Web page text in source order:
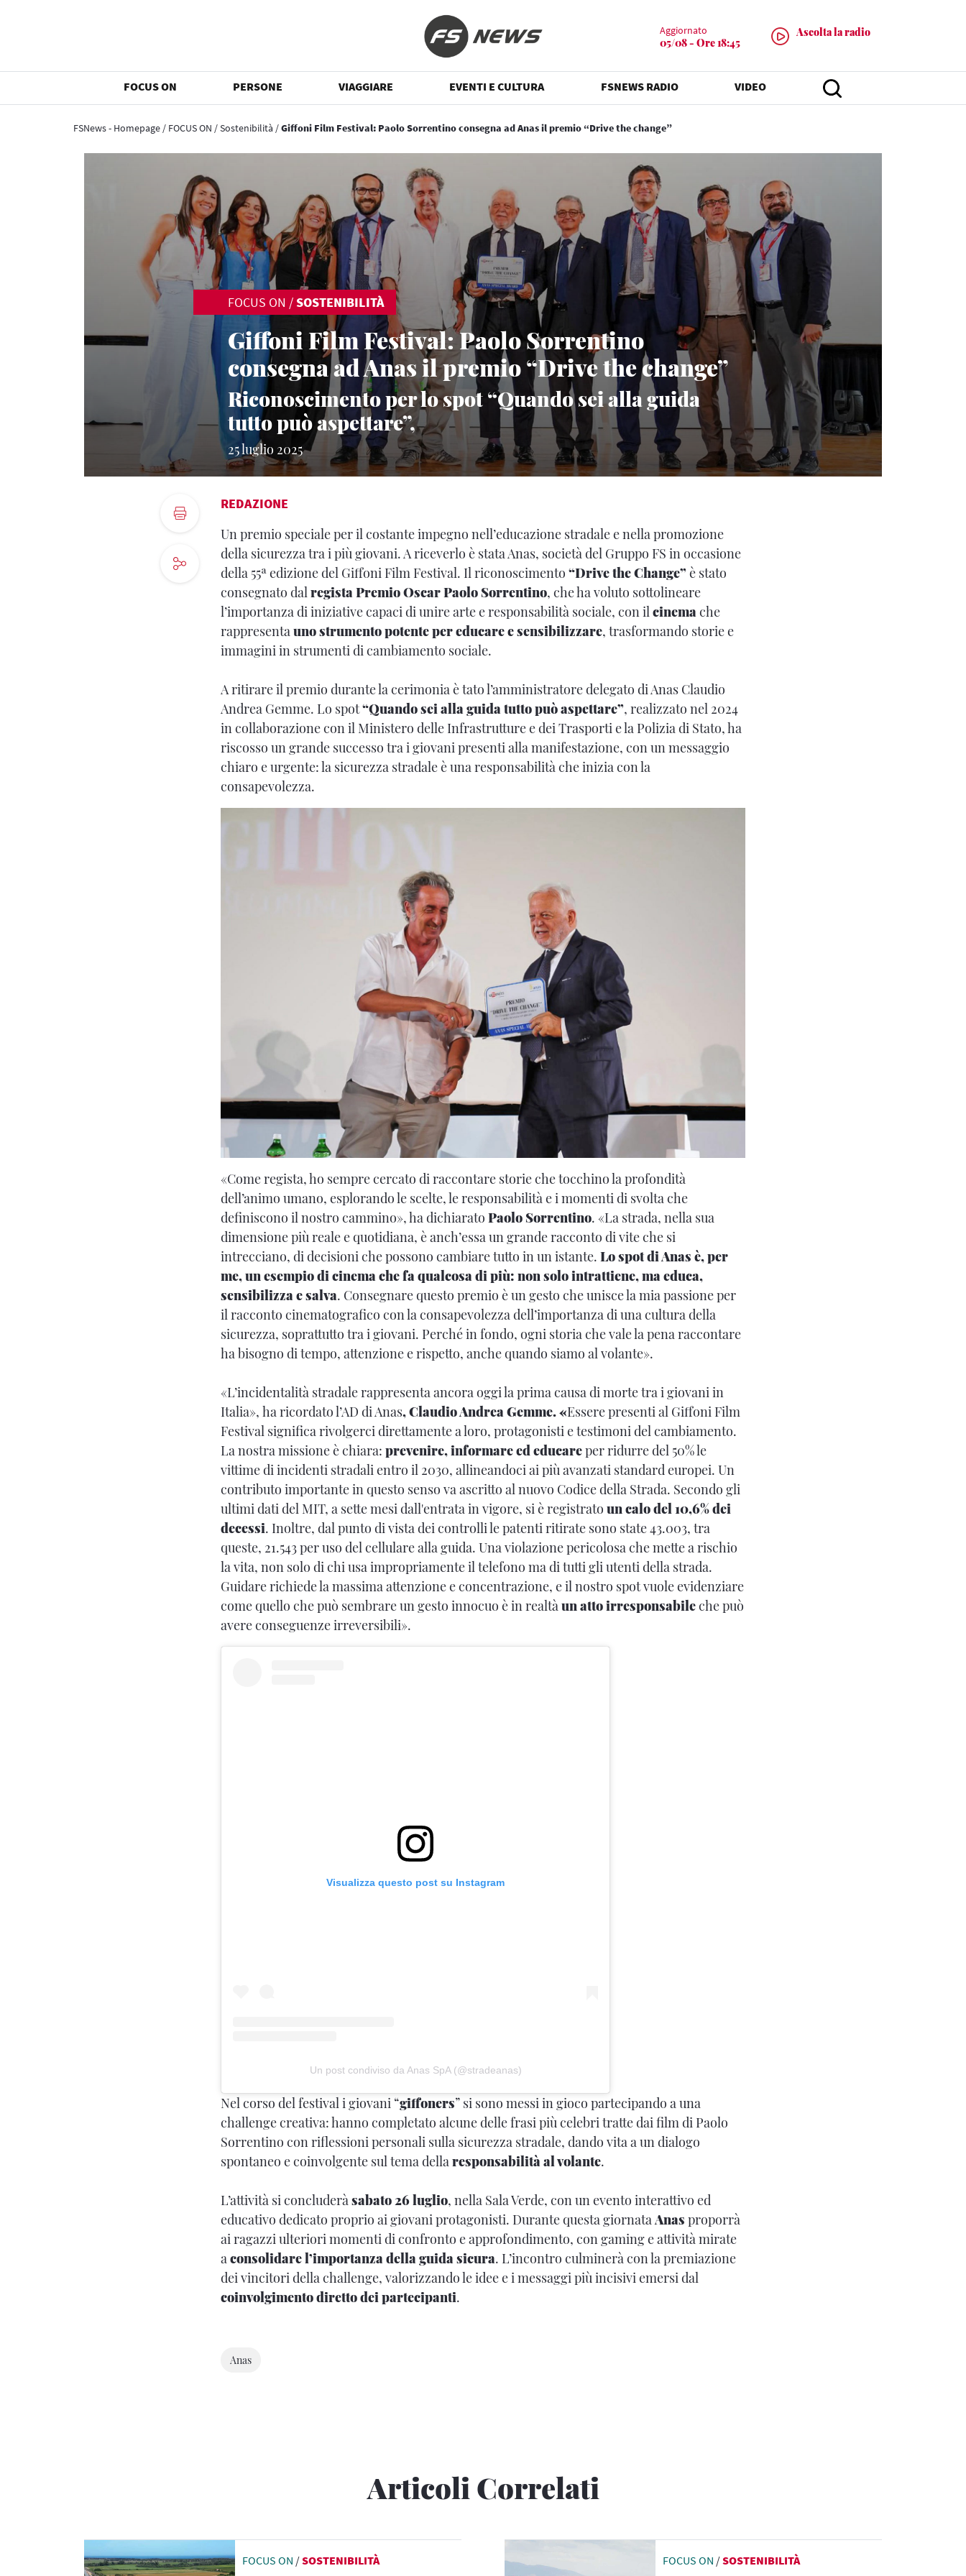
Aggiornato
05/08 - Ore 18:45
Ascolta la radio
FOCUS ON PERSONE VIAGGIARE EVENTI E CULTURA FSNEWS RADIO VIDEO
FSNews - Homepage / FOCUS ON /Sostenibilità /Giffoni Film Festival: Paolo Sorrentino consegna ad Anas il premio “Drive the change”
FOCUS ON /SOSTENIBILITÀ
Giffoni Film Festival: Paolo Sorrentino
consegna ad Anas il premio “Drive the change”
Riconoscimento per lo spot “Quando sei alla guida
tutto può aspettare”,
25 luglio 2025
REDAZIONE
Un premio speciale per il costante impegno nell’educazione stradale e nella promozione
della sicurezza tra i più giovani. A riceverlo è stata Anas, società del Gruppo FS in occasione
della 55ª edizione del Giffoni Film Festival. Il riconoscimento “Drive the Change”è stato
consegnato dalregista Premio Oscar Paolo Sorrentino, che ha voluto sottolineare
l’importanza di iniziative capaci di unire arte e responsabilità sociale, con ilcinemache
rappresentaunostrumento potente per educare e sensibilizzare, trasformando storie e
immagini in strumenti di cambiamento sociale.
A ritirare il premio durante la cerimonia è tato l’amministratore delegato di Anas Claudio
Andrea Gemme. Lo spot“Quando sei alla guida tutto può aspettare”, realizzato nel 2024
in collaborazione con il Ministero delle Infrastrutture e dei Trasporti e la Polizia di Stato, ha
riscosso un grande successo tra i giovani presenti alla manifestazione, con un messaggio
chiaro e urgente: la sicurezza stradale è una responsabilità che inizia con la
consapevolezza.
«Come regista, ho sempre cercato di raccontare storie che tocchino la profondità
dell’animo umano, esplorando le scelte, le responsabilità e i momenti di svolta che
definiscono il nostro cammino», ha dichiarato Paolo Sorrentino. «La strada, nella sua
dimensione più reale e quotidiana, è anch’essa un grande racconto di vite che si
intrecciano, di decisioni che possono cambiare tutto in un istante. Lo spot di Anas è, per
me, un esempio di cinema che fa qualcosa di più: non solo intrattiene, ma educa,
sensibilizza e salva. Consegnare questo premio è un gesto che unisce la mia passione per
il racconto cinematografico con la consapevolezza dell’importanza di una cultura della
sicurezza, soprattutto tra i giovani. Perché in fondo, ogni storia che vale la pena raccontare
ha bisogno di tempo, attenzione e rispetto, anche quando siamo al volante».
«L’incidentalità stradale rappresenta ancora oggi la prima causa di morte tra i giovani in
Italia», ha ricordato l’AD di Anas, Claudio Andrea Gemme. «Essere presenti al Giffoni Film
Festival significa rivolgerci direttamente a loro, protagonisti e testimoni del cambiamento.
La nostra missione è chiara: prevenire, informare ed educareper ridurre del 50% le
vittime di incidenti stradali entro il 2030, allineandoci ai più avanzati standard europei. Un
contributo importante in questo senso va ascritto al nuovo Codice della Strada. Secondo gli
ultimi dati del MIT, a sette mesi dall'entrata in vigore, si è registrato un calo del 10,6% dei
decessi. Inoltre, dal punto di vista dei controlli le patenti ritirate sono state 43.003, tra
queste, 21.543 per uso del cellulare alla guida. Una violazione pericolosa che mette a rischio
la vita, non solo di chi usa impropriamente il telefono ma di tutti gli utenti della strada.
Guidare richiede la massima attenzione e concentrazione, e il nostro spot vuole evidenziare
come quello che può sembrare un gesto innocuo è in realtà un atto irresponsabileche può
avere conseguenze irreversibili».
Visualizza questo post su Instagram
Un post condiviso da Anas SpA (@stradeanas)
Nel corso del festival i giovani “giffoners” si sono messi in gioco partecipando a una
challenge creativa: hanno completato alcune delle frasi più celebri tratte dai film di Paolo
Sorrentino con riflessioni personali sulla sicurezza stradale, dando vita a un dialogo
spontaneo e coinvolgente sul tema dellaresponsabilità al volante.
L’attività si concluderàsabato 26 luglio, nella Sala Verde, con un evento interattivo ed
educativo dedicato proprio ai giovani protagonisti. Durante questa giornataAnas proporrà
ai ragazzi ulteriori momenti di confronto e approfondimento, con gaming e attività mirate
aconsolidare l’importanza della guida sicura. L’incontro culminerà con la premiazione
dei vincitori della challenge, valorizzando le idee e i messaggi più incisivi emersi dal
coinvolgimento diretto dei partecipanti.
Anas
Articoli Correlati
FOCUS ON /SOSTENIBILITÀ FOCUS ON /SOSTENIBILITÀ